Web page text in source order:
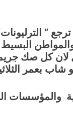
”
الاموال المتهم بها ،
بعمر